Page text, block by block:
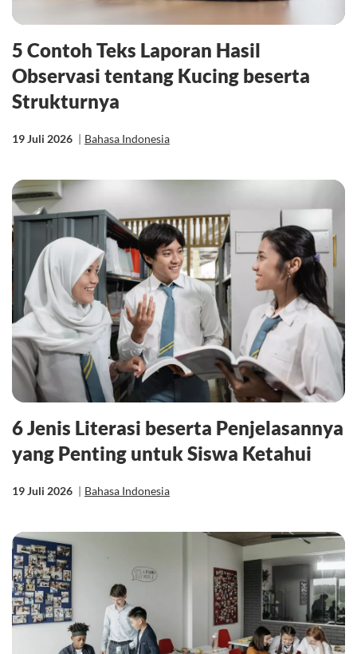
5 Contoh Teks Laporan Hasil
Observasi tentang Kucing beserta
Strukturnya
19 Juli 2026 | Bahasa Indonesia
6 Jenis Literasi beserta Penjelasannya
yang Penting untuk Siswa Ketahui
19 Juli 2026 | Bahasa Indonesia